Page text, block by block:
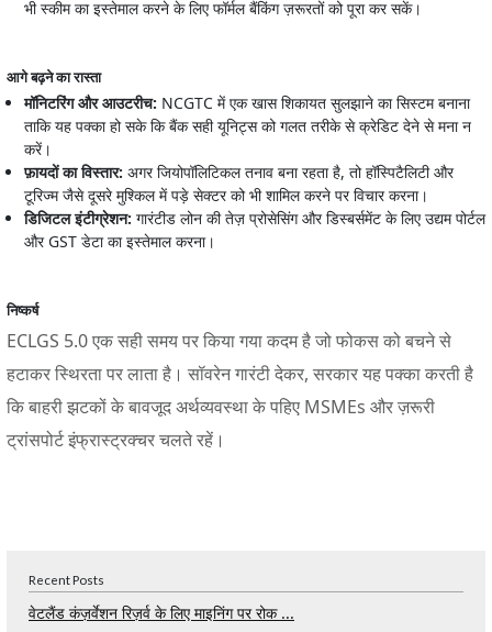
भी स्कीम का इस्तेमाल करने के लिए फॉर्मल बैंकिंग ज़रूरतों को पूरा कर सकें।
आगे बढ़ने का रास्ता
मॉनिटरिंग और आउटरीच: NCGTC में एक खास शिकायत सुलझाने का सिस्टम बनाना
ताकि यह पक्का हो सके कि बैंक सही यूनिट्स को गलत तरीके से क्रेडिट देने से मना न
करें।
फ़ायदों का विस्तार: अगर जियोपॉलिटिकल तनाव बना रहता है, तो हॉस्पिटैलिटी और
टूरिज्म जैसे दूसरे मुश्किल में पड़े सेक्टर को भी शामिल करने पर विचार करना।
डिजिटल इंटीग्रेशन: गारंटीड लोन की तेज़ प्रोसेसिंग और डिस्बर्समेंट के लिए उद्यम पोर्टल
और GST डेटा का इस्तेमाल करना।
निष्कर्ष
ECLGS 5.0 एक सही समय पर किया गया कदम है जो फोकस को बचने से
हटाकर स्थिरता पर लाता है। सॉवरेन गारंटी देकर, सरकार यह पक्का करती है
कि बाहरी झटकों के बावजूद अर्थव्यवस्था के पहिए MSMEs और ज़रूरी
ट्रांसपोर्ट इंफ्रास्ट्रक्चर चलते रहें।
Recent Posts
वेटलैंड कंज़र्वेशन रिज़र्व के लिए माइनिंग पर रोक ...